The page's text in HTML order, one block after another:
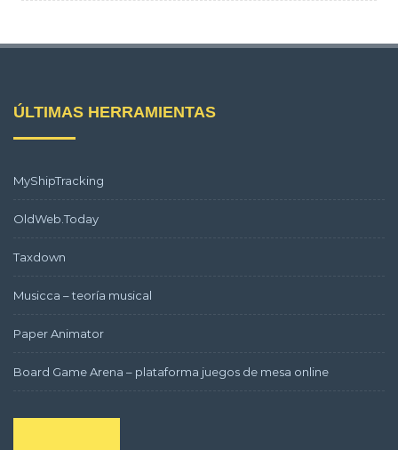
ÚLTIMAS HERRAMIENTAS
MyShipTracking
OldWeb.Today
Taxdown
Musicca – teoría musical
Paper Animator
Board Game Arena – plataforma juegos de mesa online